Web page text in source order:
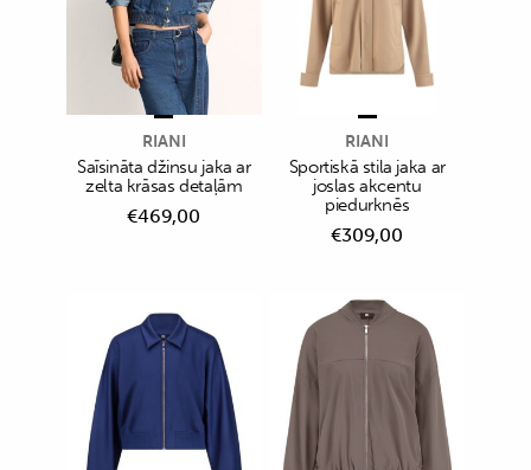
RIANI
Saīsināta džinsu jaka ar
zelta krāsas detaļām
€469,00
RIANI
Sportiskā stila jaka ar
joslas akcentu
piedurknēs
€309,00